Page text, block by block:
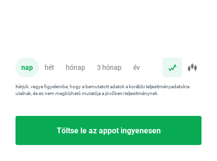
nap hét hónap 3 hónap év
Kérjük, vegye figyelembe, hogy a bemutatott adatok a korábbi teljesítményadatokra
utalnak, és ez nem megbízható mutatója a jövőbeni teljesítménynek.
Töltse le az appot ingyenesen